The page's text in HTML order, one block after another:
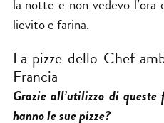
la notte e non vedevo l’ora
lievito e farina.
La pizze dello Chef
Francia
Grazie all’utilizzo di
hanno le sue pizze?